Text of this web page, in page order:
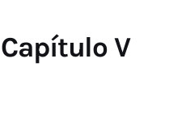
Capítulo V